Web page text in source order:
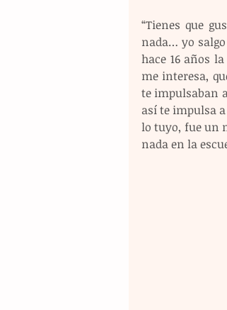
“Tienes que
nada… yo
hace 16 años
me interesa,
te impulsaban
así te impulsa
lo tuyo, fue un
nada en la